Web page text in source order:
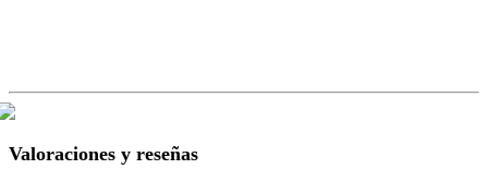
Valoraciones y reseñas